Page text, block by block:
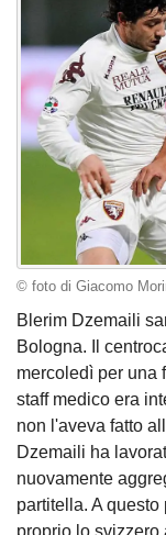
© foto di Giacomo
Blerim Dzemaili
Bologna. Il
mercoledì per una
staff medico era
non l'aveva fatto
Dzemaili ha
nuovamente
partitella. A